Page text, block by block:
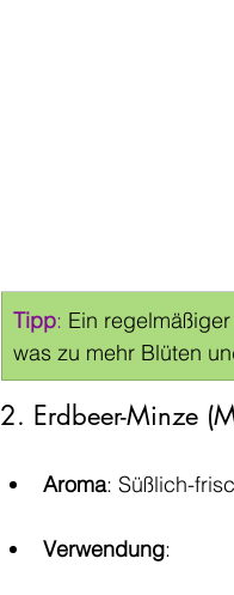
Tipp: Ein
was zu mehr Blüten
2. Erdbeer-Minze
Aroma: Süßlich-
Verwendung: